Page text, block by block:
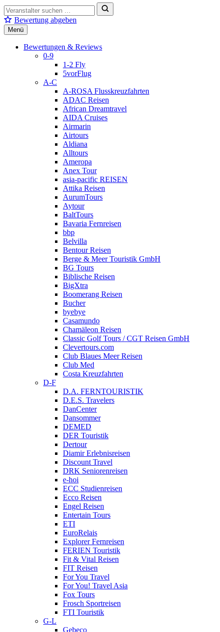
Bewertung abgeben
Menü
Bewertungen & Reviews
0-9
1-2 Fly
5vorFlug
A-C
A-ROSA Flusskreuzfahrten
ADAC Reisen
African Dreamtravel
AIDA Cruises
Airmarin
Airtours
Aldiana
Alltours
Ameropa
Anex Tour
asia-pacific REISEN
Attika Reisen
AurumTours
Aytour
BaltTours
Bavaria Fernreisen
bbp
Belvilla
Bentour Reisen
Berge & Meer Touristik GmbH
BG Tours
Biblische Reisen
BigXtra
Boomerang Reisen
Bucher
byebye
Casamundo
Chamäleon Reisen
Classic Golf Tours / CGT Reisen GmbH
Clevertours.com
Club Blaues Meer Reisen
Club Med
Costa Kreuzfahrten
D-F
D.A. FERNTOURISTIK
D.E.S. Travelers
DanCenter
Dansommer
DEMED
DER Touristik
Dertour
Diamir Erlebnisreisen
Discount Travel
DRK Seniorenreisen
e-hoi
ECC Studienreisen
Ecco Reisen
Engel Reisen
Entertain Tours
ETI
EuroRelais
Explorer Fernreisen
FERIEN Touristik
Fit & Vital Reisen
FIT Reisen
For You Travel
For You! Travel Asia
Fox Tours
Frosch Sportreisen
FTI Touristik
G-L
Gebeco